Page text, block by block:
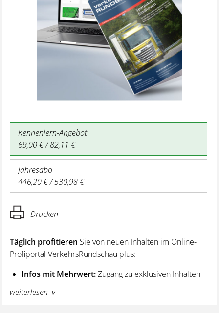
Kennenlern-Angebot
69,00 € / 82,11 €
Jahresabo
446,20 € / 530,98 €
Drucken
Täglich profitieren Sie von neuen Inhalten im Online-
Profiportal VerkehrsRundschau plus:
Infos mit Mehrwert:Zugang zu exklusiven Inhalten
und Hintergrundwissen – von aktuellen Regelungen
wie z. B. bei den Lenk- und Ruhezeiten,
weiterlesen